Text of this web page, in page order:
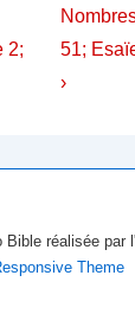
2;
Next
Post
is
51;
›
Bible réalisée par
Theme